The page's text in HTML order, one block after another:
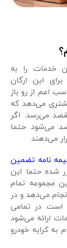
خدمات را به
این ارگان
اعم از رو باز
می‌دهد که
می‌رسد. اگر
می‌شود حتما
می‌دهند.
نامه تضمین
شده حتما این
مجموعه تمام
می‌دهد و در
است. در تمامی
ارائه می‌شود
به کرایه خودرو